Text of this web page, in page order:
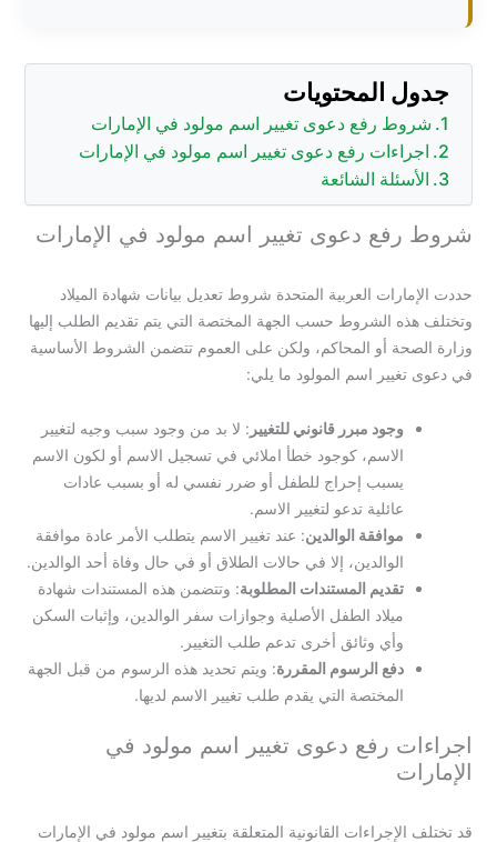
جدول المحتويات
شروط رفع دعوى تغيير اسم مولود في الإمارات
اجراءات رفع دعوى تغيير اسم مولود في الإمارات
الأسئلة الشائعة
شروط رفع دعوى تغيير اسم مولود في الإمارات
حددت الإمارات العربية المتحدة شروط تعديل بيانات شهادة الميلاد
وتختلف هذه الشروط حسب الجهة المختصة التي يتم تقديم الطلب إليها
وزارة الصحة أو المحاكم، ولكن على العموم تتضمن الشروط الأساسية
في دعوى تغيير اسم المولود ما يلي:
وجود مبرر قانوني للتغيير : لا بد من وجود سبب وجيه لتغيير
الاسم، كوجود خطأ املائي في تسجيل الاسم أو لكون الاسم
يسبب إحراج للطفل أو ضرر نفسي له أو بسبب عادات
عائلية تدعو لتغيير الاسم.
موافقة الوالدين: عند تغيير الاسم يتطلب الأمر عادة موافقة
الوالدين، إلا في حالات الطلاق أو في حال وفاة أحد الوالدين.
تقديم المستندات المطلوبة: وتتضمن هذه المستندات شهادة
ميلاد الطفل الأصلية وجوازات سفر الوالدين، وإثبات السكن
وأي وثائق أخرى تدعم طلب التغيير.
دفع الرسوم المقررة: ويتم تحديد هذه الرسوم من قبل الجهة
المختصة التي يقدم طلب تغيير الاسم لديها.
اجراءات رفع دعوى تغيير اسم مولود في
الإمارات
قد تختلف الإجراءات القانونية المتعلقة بتغيير اسم مولود في الإمارات